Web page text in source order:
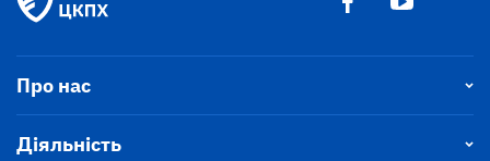
Про нас
Діяльність